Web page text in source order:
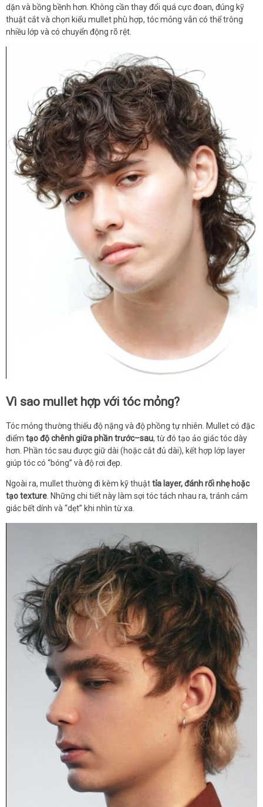
dặn và bồng bềnh hơn. Không cần thay đổi quá cực đoan, đúng kỹ
thuật cắt và chọn kiểu mullet phù hợp, tóc mỏng vẫn có thể trông
nhiều lớp và có chuyển động rõ rệt.
Vì sao mullet hợp với tóc mỏng?
Tóc mỏng thường thiếu độ nặng và độ phồng tự nhiên. Mullet có đặc
điểm tạo độ chênh giữa phần trước–sau, từ đó tạo ảo giác tóc dày
hơn. Phần tóc sau được giữ dài (hoặc cắt đủ dài), kết hợp lớp layer
giúp tóc có “bóng” và độ rơi đẹp.
Ngoài ra, mullet thường đi kèm kỹ thuậttỉa layer, đánh rối nhẹ hoặc
tạo texture . Những chi tiết này làm sợi tóc tách nhau ra, tránh cảm
giác bết dính và “dẹt” khi nhìn từ xa.